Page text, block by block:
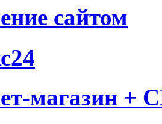
сайтом
магазин +